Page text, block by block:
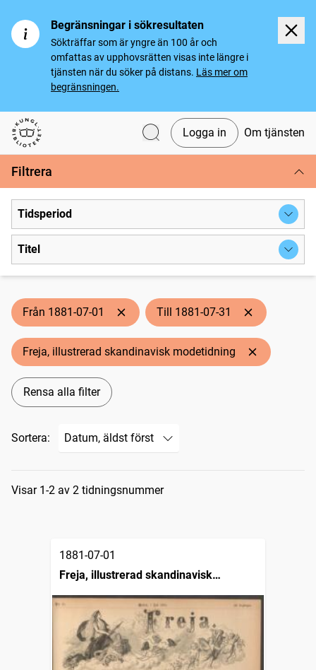
Begränsningar i sökresultaten
Sökträffar som är yngre än 100 år och
omfattas av upphovsrätten visas inte längre i
tjänsten när du söker på distans. Läs mer om
begränsningen.
Svenska tidningar
Logga in Om tjänsten
Filtrera
Tidsperiod
Titel
Från 1881-07-01 Till 1881-07-31
Freja, illustrerad skandinavisk modetidning
Rensa alla filter
Sortera:
Sökresultat
Visar 1-2 av 2 tidningsnummer
1881-07-01
Freja, illustrerad skandinavisk
modetidning